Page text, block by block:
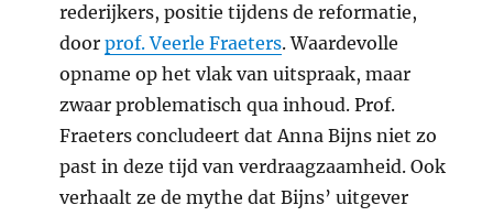
rederijkers, positie tijdens de reformatie,
doorprof. Veerle Fraeters. Waardevolle
opname op het vlak van uitspraak, maar
zwaar problematisch qua inhoud. Prof.
Fraeters concludeert dat Anna Bijns niet zo
past in deze tijd van verdraagzaamheid. Ook
verhaalt ze de mythe dat Bijns’ uitgever